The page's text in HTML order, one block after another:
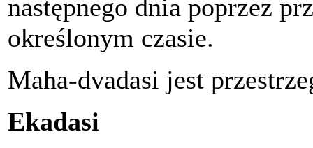
następnego dnia poprzez
określonym czasie.
Maha-dvadasi jest
Ekadasi